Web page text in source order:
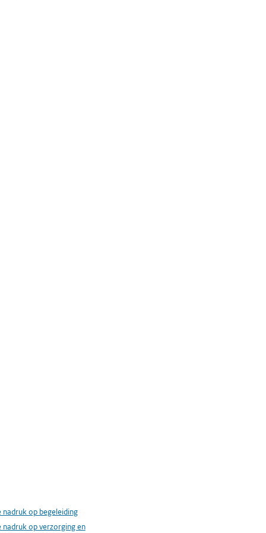
op begeleiding
op verzorging en